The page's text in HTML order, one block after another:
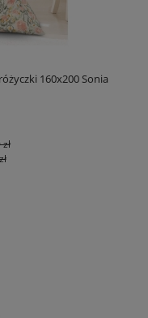
160x200 Sonia